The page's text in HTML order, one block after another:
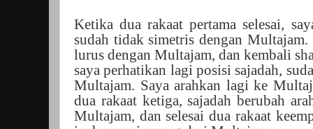
Ketika dua rakaat pertama selesai,
sudah tidak simetris dengan Multajam.
lurus dengan Multajam, dan kembali
saya perhatikan lagi posisi sajadah,
Multajam. Saya arahkan lagi ke
dua rakaat ketiga, sajadah berubah
Multajam, dan selesai dua rakaat